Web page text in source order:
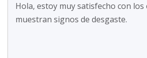
Hola, estoy muy satisfecho con los
muestran signos de desgaste.